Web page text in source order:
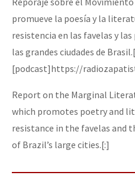
promueve la poesía y la
resistencia en las favelas y
las grandes ciudades de
[podcast]https://
Report on the Marginal
which promotes poetry and
resistance in the favelas and
of Brazil’s large cities.[:]